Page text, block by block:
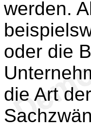
werden.
oder die
die Art